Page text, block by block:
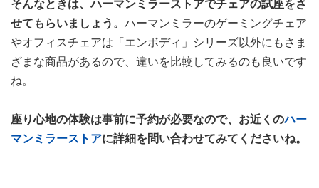
そんなときは、ハーマンミラーストアでチェアの試座をさ
せてもらいましょう。 ハーマンミラーのゲーミングチェア
やオフィスチェアは「エンボディ」シリーズ以外にもさま
ざまな商品があるので、違いを比較してみるのも良いです
ね。
座り心地の体験は事前に予約が必要なので、お近くのハー
マンミラーストアに詳細を問い合わせてみてくださいね。